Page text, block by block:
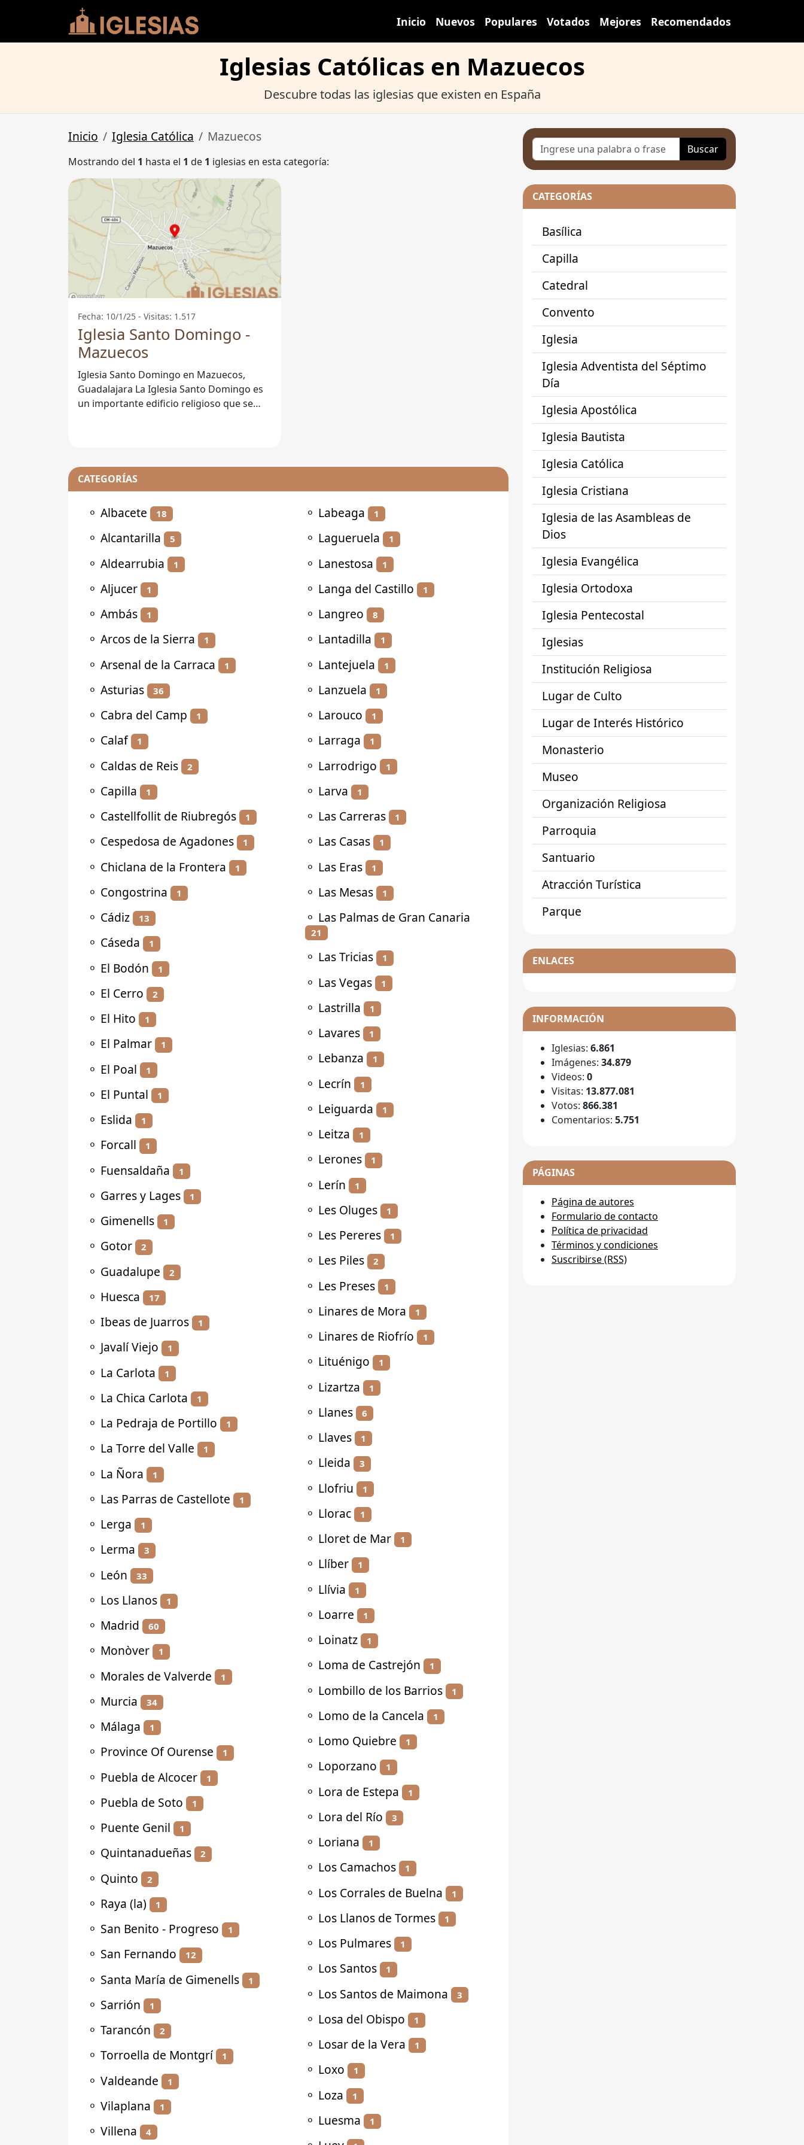
Inicio Nuevos Populares Votados Mejores Recomendados
Iglesias Católicas en Mazuecos
Descubre todas las iglesias que existen en España
Inicio Iglesia Católica Mazuecos
Mostrando del 1 hasta el 1 de 1 iglesias en esta categoría:
Fecha: 10/1/25 - Visitas: 1.517
Iglesia Santo Domingo -
Mazuecos
Iglesia Santo Domingo en Mazuecos,
Guadalajara La Iglesia Santo Domingo es
un importante edificio religioso que se
CATEGORÍAS
⚬ Albacete 18
⚬ Alcantarilla 5
⚬ Aldearrubia 1
⚬ Aljucer 1
⚬ Ambás 1
⚬ Arcos de la Sierra 1
⚬ Arsenal de la Carraca 1
⚬ Asturias 36
⚬ Cabra del Camp 1
⚬ Calaf 1
⚬ Caldas de Reis 2
⚬ Capilla 1
⚬ Castellfollit de Riubregós 1
⚬ Cespedosa de Agadones 1
⚬ Chiclana de la Frontera 1
⚬ Congostrina 1
⚬ Cádiz 13
⚬ Cáseda 1
⚬ El Bodón 1
⚬ El Cerro 2
⚬ El Hito 1
⚬ El Palmar 1
⚬ El Poal 1
⚬ El Puntal 1
⚬ Eslida 1
⚬ Forcall 1
⚬ Fuensaldaña 1
⚬ Garres y Lages 1
⚬ Gimenells 1
⚬ Gotor 2
⚬ Guadalupe 2
⚬ Huesca 17
⚬ Ibeas de Juarros 1
⚬ Javalí Viejo 1
⚬ La Carlota 1
⚬ La Chica Carlota 1
⚬ La Pedraja de Portillo 1
⚬ La Torre del Valle 1
⚬ La Ñora 1
⚬ Las Parras de Castellote 1
⚬ Lerga 1
⚬ Lerma 3
⚬ León 33
⚬ Los Llanos 1
⚬ Madrid 60
⚬ Monòver 1
⚬ Morales de Valverde 1
⚬ Murcia 34
⚬ Málaga 1
⚬ Province Of Ourense 1
⚬ Puebla de Alcocer 1
⚬ Puebla de Soto 1
⚬ Puente Genil 1
⚬ Quintanadueñas 2
⚬ Quinto 2
⚬ Raya (la) 1
⚬ San Benito - Progreso 1
⚬ San Fernando 12
⚬ Santa María de Gimenells 1
⚬ Sarrión 1
⚬ Tarancón 2
⚬ Torroella de Montgrí 1
⚬ Valdeande 1
⚬ Vilaplana 1
⚬ Villena 4
⚬ Labeaga 1
⚬ Lagueruela 1
⚬ Lanestosa 1
⚬ Langa del Castillo 1
⚬ Langreo 8
⚬ Lantadilla 1
⚬ Lantejuela 1
⚬ Lanzuela 1
⚬ Larouco 1
⚬ Larraga 1
⚬ Larrodrigo 1
⚬ Larva 1
⚬ Las Carreras 1
⚬ Las Casas 1
⚬ Las Eras 1
⚬ Las Mesas 1
⚬ Las Palmas de Gran Canaria
21
⚬ Las Tricias 1
⚬ Las Vegas 1
⚬ Lastrilla 1
⚬ Lavares 1
⚬ Lebanza 1
⚬ Lecrín 1
⚬ Leiguarda 1
⚬ Leitza 1
⚬ Lerones 1
⚬ Lerín 1
⚬ Les Oluges 1
⚬ Les Pereres 1
⚬ Les Piles 2
⚬ Les Preses 1
⚬ Linares de Mora 1
⚬ Linares de Riofrío 1
⚬ Lituénigo 1
⚬ Lizartza 1
⚬ Llanes 6
⚬ Llaves 1
⚬ Lleida 3
⚬ Llofriu 1
⚬ Llorac 1
⚬ Lloret de Mar 1
⚬ Llíber 1
⚬ Llívia 1
⚬ Loarre 1
⚬ Loinatz 1
⚬ Loma de Castrejón 1
⚬ Lombillo de los Barrios 1
⚬ Lomo de la Cancela 1
⚬ Lomo Quiebre 1
⚬ Loporzano 1
⚬ Lora de Estepa 1
⚬ Lora del Río 3
⚬ Loriana 1
⚬ Los Camachos 1
⚬ Los Corrales de Buelna 1
⚬ Los Llanos de Tormes 1
⚬ Los Pulmares 1
⚬ Los Santos 1
⚬ Los Santos de Maimona 3
⚬ Losa del Obispo 1
⚬ Losar de la Vera 1
⚬ Loxo 1
⚬ Loza 1
⚬ Luesma 1
Buscar
CATEGORÍAS
Basílica
Capilla
Catedral
Convento
Iglesia
Iglesia Adventista del Séptimo
Día
Iglesia Apostólica
Iglesia Bautista
Iglesia Católica
Iglesia Cristiana
Iglesia de las Asambleas de
Dios
Iglesia Evangélica
Iglesia Ortodoxa
Iglesia Pentecostal
Iglesias
Institución Religiosa
Lugar de Culto
Lugar de Interés Histórico
Monasterio
Museo
Organización Religiosa
Parroquia
Santuario
Atracción Turística
Parque
ENLACES
INFORMACIÓN
Iglesias: 6.861
Imágenes: 34.879
Videos: 0
Visitas: 13.877.081
Votos: 866.381
Comentarios: 5.751
PÁGINAS
Página de autores
Formulario de contacto
Política de privacidad
Términos y condiciones
Suscribirse (RSS)